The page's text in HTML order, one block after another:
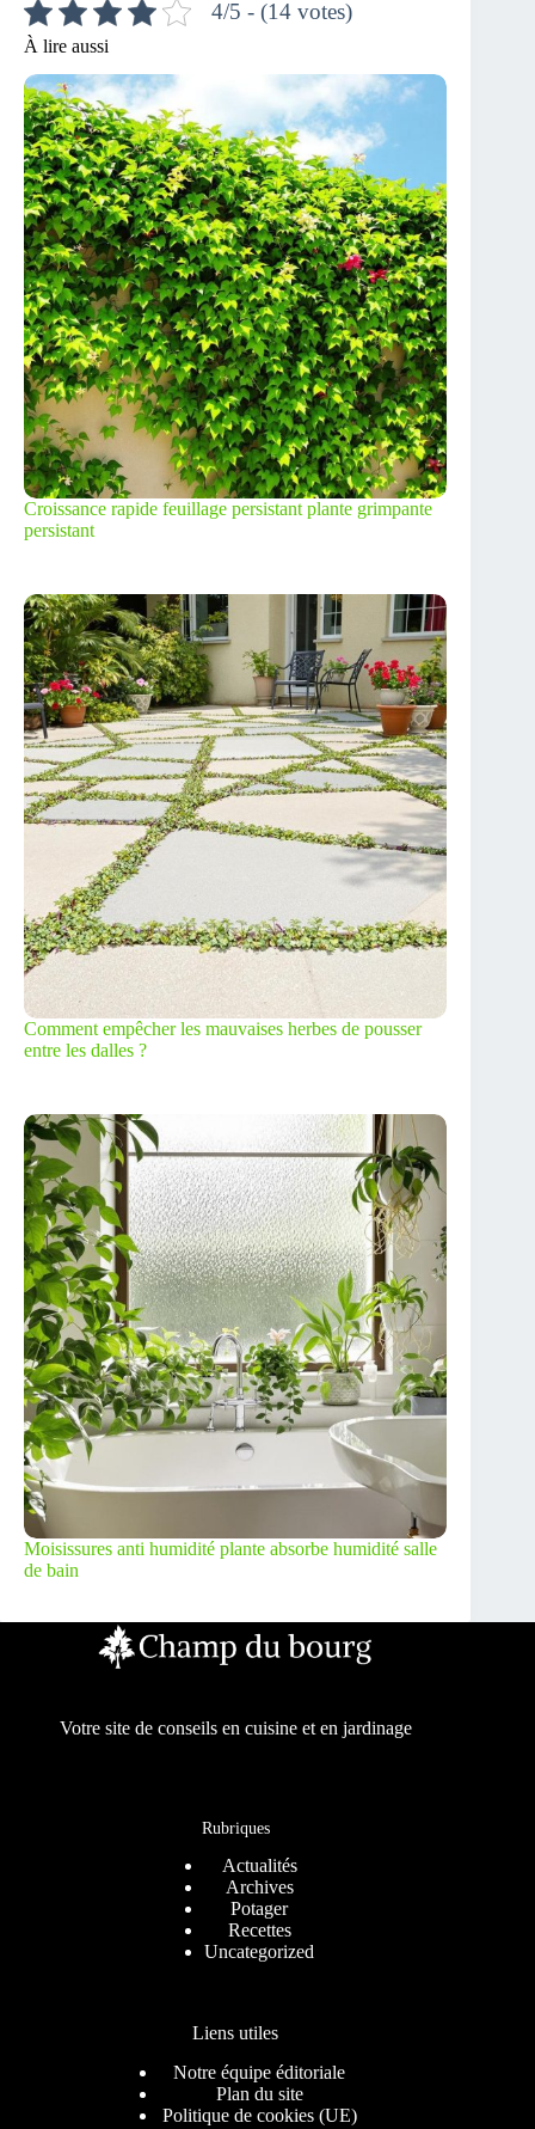
4/5 - (14 votes)
À lire aussi
Croissance rapide feuillage persistant plante grimpante
persistant
Comment empêcher les mauvaises herbes de pousser
entre les dalles ?
Moisissures anti humidité plante absorbe humidité salle
de bain
Votre site de conseils en cuisine et en jardinage
Rubriques
Actualités
Archives
Potager
Recettes
Uncategorized
Liens utiles
Notre équipe éditoriale
Plan du site
Politique de cookies (UE)